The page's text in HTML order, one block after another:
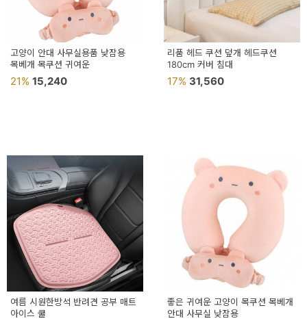
고양이 안대 사무실용품 낮잠용
목베개 목쿠션 귀여운
21% 15,240
리품 헤드 쿠션 덮개 헤드쿠션
180cm 커버 침대
17% 31,560
여름 시원한방석 반려견 공부 매트
아이스 쿨
좋은 귀여운 고양이 목쿠션 목베개
안대 사무실 낮잠용